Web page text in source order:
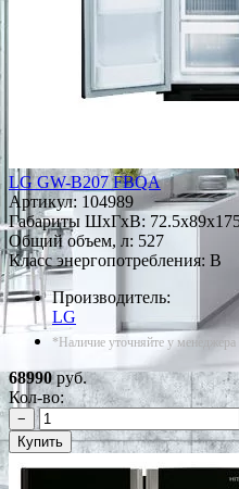
LG GW-B207 FBQA
Артикул: 104989
Габариты ШxГxВ:
Общий объем, л: 527
Класс энергопотребления: B
Производитель:
LG
*Наличие уточняйте у менеджера
68990руб.
Кол-во:
−
Купить